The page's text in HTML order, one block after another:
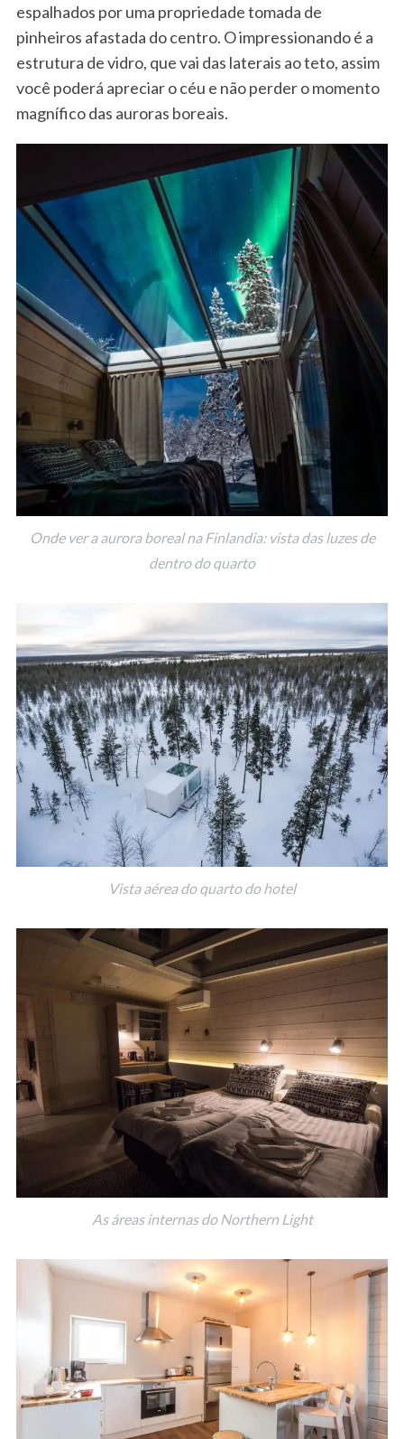
espalhados por uma propriedade tomada de
pinheiros afastada do centro. O impressionando é a
estrutura de vidro, que vai das laterais ao teto, assim
você poderá apreciar o céu e não perder o momento
magnífico das auroras boreais.
Onde ver a aurora boreal na Finlandia: vista das luzes de
dentro do quarto
Vista aérea do quarto do hotel
As áreas internas do Northern Light